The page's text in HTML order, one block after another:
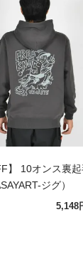
】 10オンス裏
ジグ）
5,148